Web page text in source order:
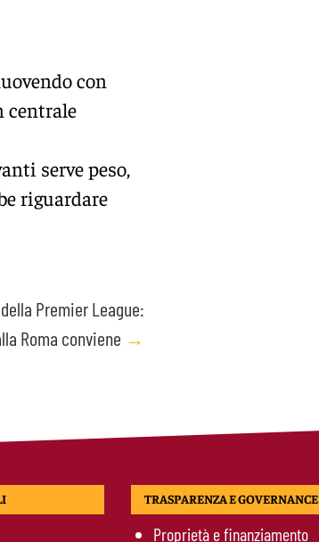
con
centrale
serve peso,
riguardare
Premier League:
Roma conviene →
TRASPARENZA E GOVERNANCE
Proprietà e finanziamento